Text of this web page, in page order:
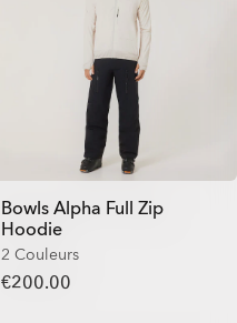
Bowls Alpha Full Zip
Hoodie
2 Couleurs
€200.00